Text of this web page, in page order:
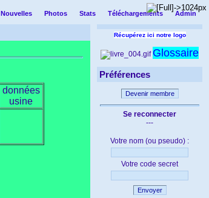
Admin
Nouvelles Photos Stats Téléchargements
données
usine
Récupérez ici notre logo
Glossaire
Préférences
Devenir membre
Se reconnecter
---
Votre nom (ou pseudo) :
Votre code secret
Envoyer